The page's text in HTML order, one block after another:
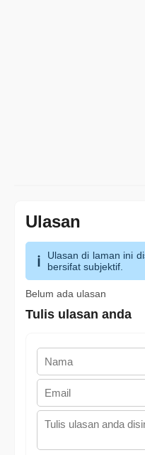
Ulasan
Ulasan di laman ini
bersifat subjektif.
Belum ada ulasan
Tulis ulasan anda